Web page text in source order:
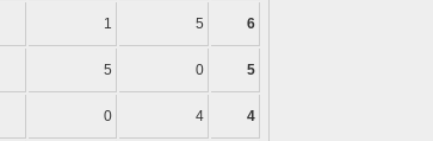
1 5 6
5 0 5
0 4 4